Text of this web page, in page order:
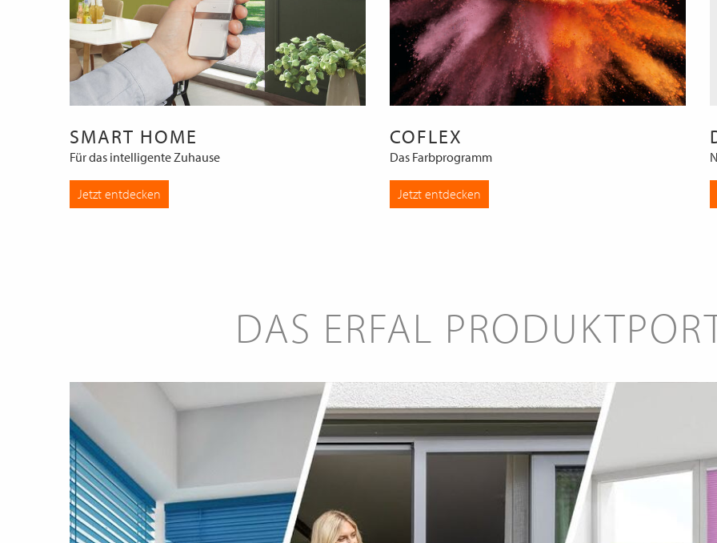
SMART HOME
Für das intelligente Zuhause
Jetzt entdecken
COFLEX
Das Farbprogramm
Jetzt entdecken
DAS ERFAL